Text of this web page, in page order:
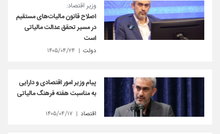
وزیر اقتصاد:
اصلاح قانون مالیات‌های مستقیم
در مسیر تحقق عدالت مالیاتی
است
دولت ۱۴۰۵/۰۴/۲۴
پیام وزیر امور اقتصادی و دارایی
به مناسبت هفته فرهنگ مالیاتی
اقتصاد ۱۴۰۵/۰۴/۱۷